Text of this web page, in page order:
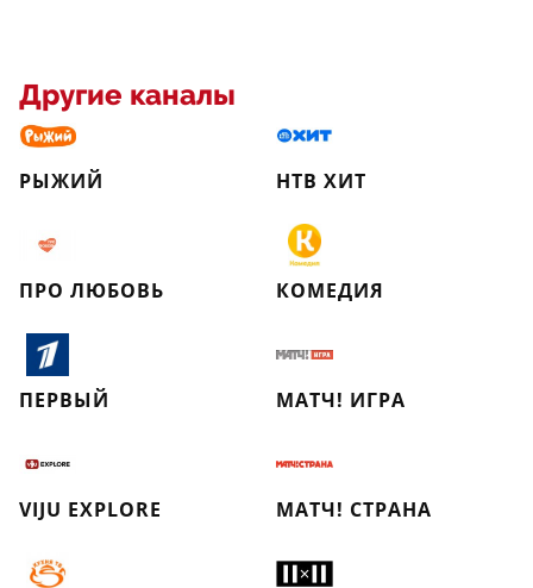
Другие каналы
РЫЖИЙ НТВ ХИТ
ПРО ЛЮБОВЬ КОМЕДИЯ
ПЕРВЫЙ МАТЧ! ИГРА
VIJU EXPLORE МАТЧ! СТРАНА